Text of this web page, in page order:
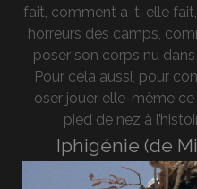
fait, comment a-t-elle
horreurs des camps,
poser son corps nu
Pour cela aussi, pour
oser jouer elle-même
pied de nez à
Iphigénie (de